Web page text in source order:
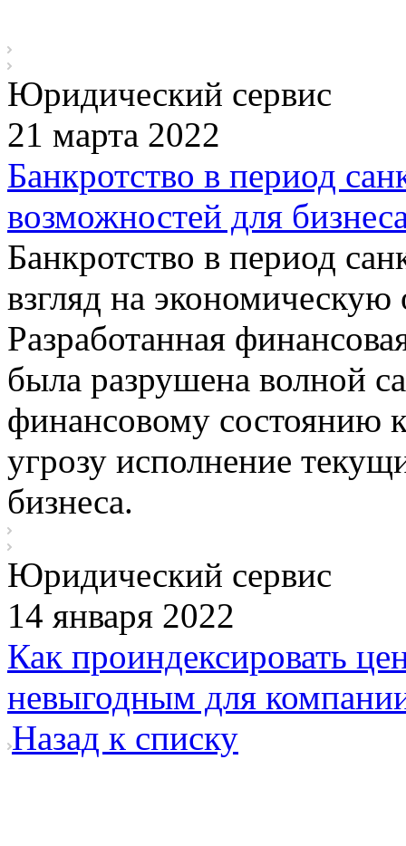
Юридический сервис
21 марта 2022
Банкротство в период
возможностей для
Банкротство в период
взгляд на экономическую
Разработанная
была разрушена волной
финансовому состоянию
угрозу исполнение
бизнеса.
Юридический сервис
14 января 2022
Как проиндексировать
невыгодным для
Назад к списку